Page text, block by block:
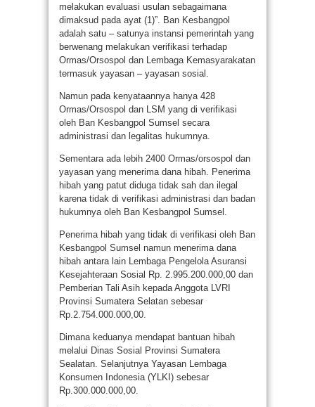
melakukan evaluasi usulan sebagaimana
dimaksud pada ayat (1)”. Ban Kesbangpol
adalah satu – satunya instansi pemerintah yang
berwenang melakukan verifikasi terhadap
Ormas/Orsospol dan Lembaga Kemasyarakatan
termasuk yayasan – yayasan sosial.
Namun pada kenyataannya hanya 428
Ormas/Orsospol dan LSM yang di verifikasi
oleh Ban Kesbangpol Sumsel secara
administrasi dan legalitas hukumnya.
Sementara ada lebih 2400 Ormas/orsospol dan
yayasan yang menerima dana hibah. Penerima
hibah yang patut diduga tidak sah dan ilegal
karena tidak di verifikasi administrasi dan badan
hukumnya oleh Ban Kesbangpol Sumsel.
Penerima hibah yang tidak di verifikasi oleh Ban
Kesbangpol Sumsel namun menerima dana
hibah antara lain Lembaga Pengelola Asuransi
Kesejahteraan Sosial Rp. 2.995.200.000,00 dan
Pemberian Tali Asih kepada Anggota LVRI
Provinsi Sumatera Selatan sebesar
Rp.2.754.000.000,00.
Dimana keduanya mendapat bantuan hibah
melalui Dinas Sosial Provinsi Sumatera
Sealatan. Selanjutnya Yayasan Lembaga
Konsumen Indonesia (YLKI) sebesar
Rp.300.000.000,00.